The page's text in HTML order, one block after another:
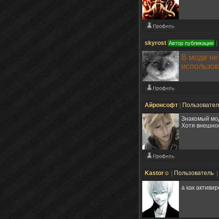
skyrost Автор публикации
В моде
Айронсофт
Знакомый
Хотя
Kastor☺ Пользователь
а как